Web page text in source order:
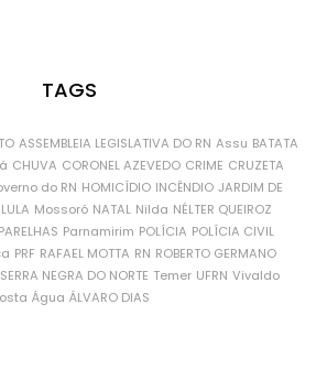
TAGS
ASSEMBLEIA LEGISLATIVA DO RN Assu BATATA
CHUVA CORONEL AZEVEDO CRIME CRUZETA
do RN HOMICÍDIO INCÊNDIO JARDIM DE
LULA Mossoró NATAL Nilda NÉLTER QUEIROZ
PARELHAS Parnamirim POLÍCIA POLÍCIA CIVIL
PRF RAFAEL MOTTA RN ROBERTO GERMANO
SERRA NEGRA DO NORTE Temer UFRN Vivaldo
Água ÁLVARO DIAS